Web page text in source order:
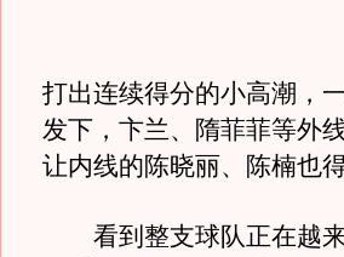
打出连续得分的小高潮，
发下，卞兰、隋菲菲等外
让内线的陈晓丽、陈楠也
看到整支球队正在越来